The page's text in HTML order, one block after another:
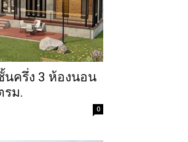
นครึ่ง 3 ห้องนอน
รม.
0